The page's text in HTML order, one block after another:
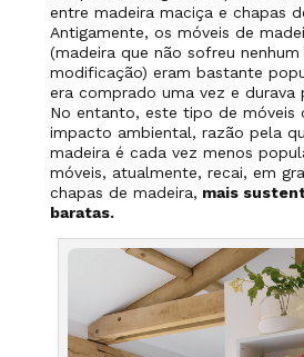
entre madeira maciça e chapas
Antigamente, os móveis de
(madeira que não sofreu
modificação) eram bastante
era comprado uma vez e durava
No entanto, este tipo de móveis
impacto ambiental, razão pela
madeira é cada vez menos
móveis, atualmente, recai, em
chapas de madeira, mais
baratas.